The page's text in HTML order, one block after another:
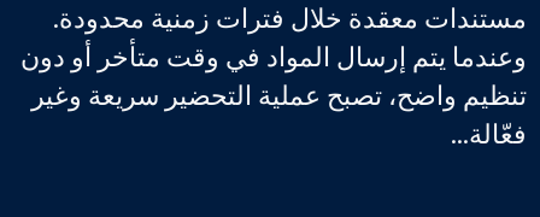
مستندات معقدة خلال فترات زمنية محدودة.
وعندما يتم إرسال المواد في وقت متأخر أو دون
تنظيم واضح، تصبح عملية التحضير سريعة وغير
فعّالة...